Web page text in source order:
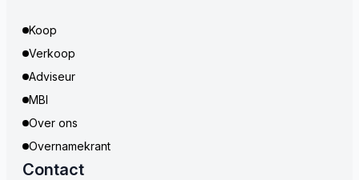
Koop
Verkoop
Adviseur
MBI
Over ons
Overnamekrant
Contact